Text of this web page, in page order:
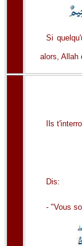
Si
alors, Allah
Ils
Dis:
- "Vous